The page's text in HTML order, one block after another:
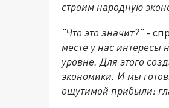
строим народную
"Что это значит?"-
месте у нас интересы
уровне. Для этого
экономики. И мы
ощутимой прибыли: